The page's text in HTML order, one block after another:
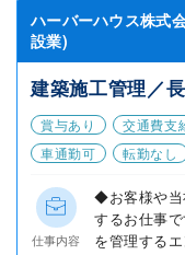
ハーバーハウス株
設業)
建築施工管理／
賞与あり
交通費支
車通勤可
転勤なし
仕事内容
◆お客様や当
するお仕事
を管理する